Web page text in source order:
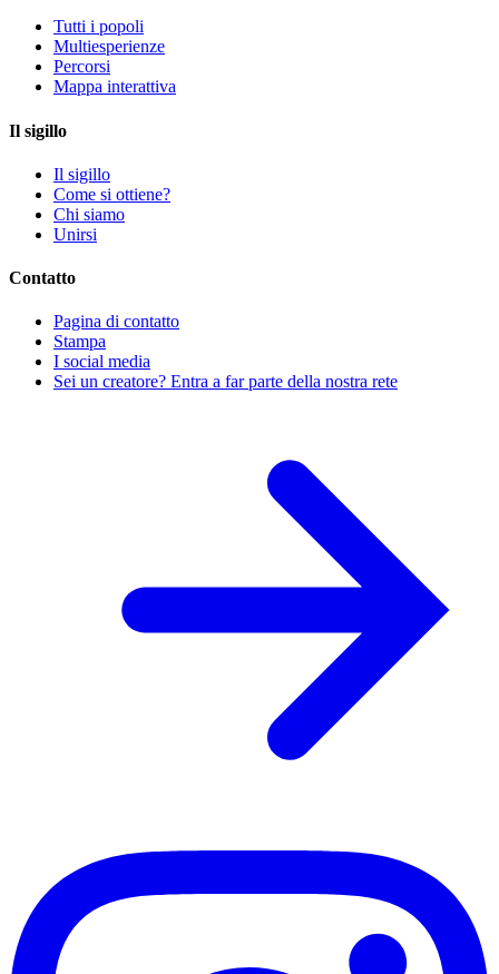
Tutti i popoli
Multiesperienze
Percorsi
Mappa interattiva
Il sigillo
Il sigillo
Come si ottiene?
Chi siamo
Unirsi
Contatto
Pagina di contatto
Stampa
I social media
Sei un creatore? Entra a far parte della nostra rete